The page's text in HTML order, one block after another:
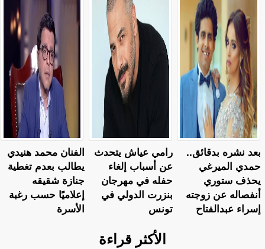
الفنان محمد هنيدي
يطالب بعدم تغطية
جنازة شقيقه
إعلاميًا حسب رغبة
الأسرة
رامي عياش يتحدث
عن أسباب إلغاء
حفله في مهرجان
بنزرت الدولي في
تونس
بعد نشره بدقائق..
حمدي الميرغي
يحذف ستوري
أنفصاله عن زوجته
إسراء عبدالفتاح
الأكثر قراءة